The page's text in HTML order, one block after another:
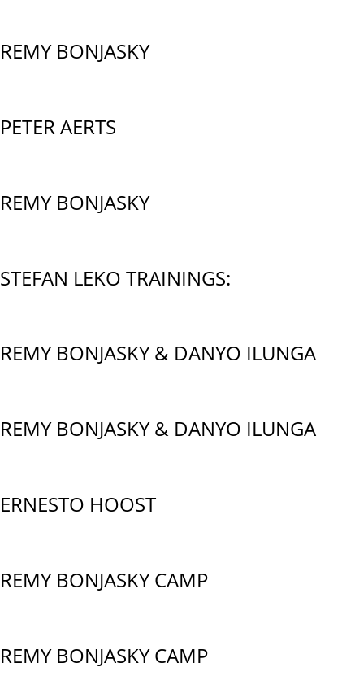
REMY BONJASKY
PETER AERTS
REMY BONJASKY
STEFAN LEKO TRAININGS:
REMY BONJASKY & DANYO ILUNGA
REMY BONJASKY & DANYO ILUNGA
ERNESTO HOOST
REMY BONJASKY CAMP
REMY BONJASKY CAMP